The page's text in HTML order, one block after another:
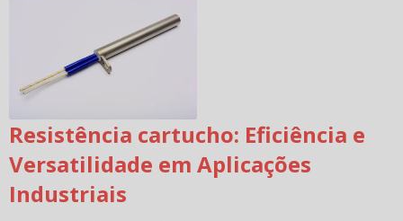
Resistência cartucho: Eficiência e
Versatilidade em Aplicações
Industriais